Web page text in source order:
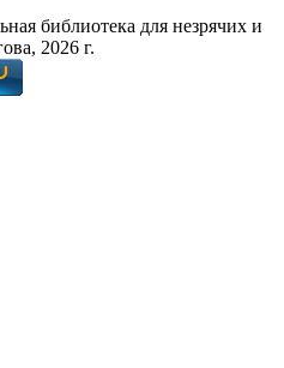
библиотека для незрячих и
2026 г.